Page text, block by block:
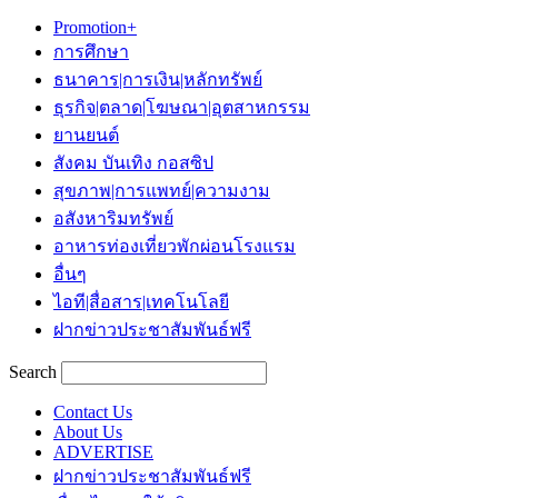
Promotion+
การศึกษา
ธนาคาร|การเงิน|หลักทรัพย์
ธุรกิจ|ตลาด|โฆษณา|อุตสาหกรรม
ยานยนต์
สังคม บันเทิง กอสซิป
สุขภาพ|การแพทย์|ความงาม
อสังหาริมทรัพย์
อาหารท่องเที่ยวพักผ่อนโรงแรม
อื่นๆ
ไอที|สื่อสาร|เทคโนโลยี
ฝากข่าวประชาสัมพันธ์ฟรี
Search
Contact Us
About Us
ADVERTISE
ฝากข่าวประชาสัมพันธ์ฟรี